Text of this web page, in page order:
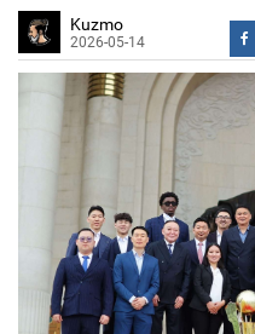
Kuzmo
2026-05-14